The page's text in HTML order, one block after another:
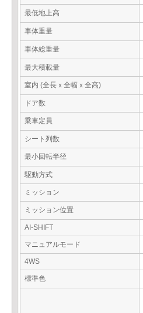
最低地上高
車体重量
車体総重量
最大積載量
室内 (全長ｘ全幅ｘ全高)
ドア数
乗車定員
シート列数
最小回転半径
駆動方式
ミッション
ミッション位置
AI-SHIFT
マニュアルモード
4WS
標準色